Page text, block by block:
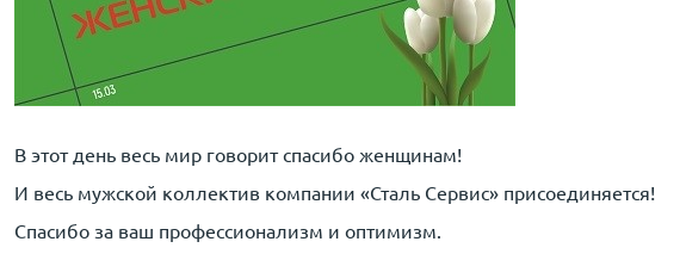
В этот день весь мир говорит спасибо женщинам!
И весь мужской коллектив компании «Сталь Сервис» присоединяется!
Спасибо за ваш профессионализм и оптимизм.